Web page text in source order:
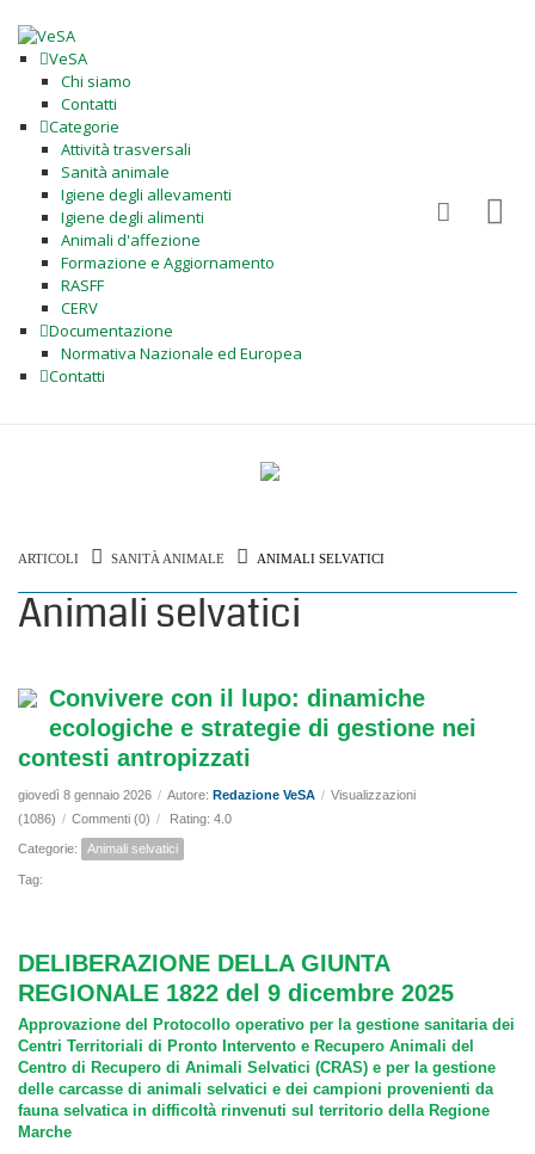
VeSA
Chi siamo
Contatti
Categorie
Attività trasversali
Sanità animale
Igiene degli allevamenti
Igiene degli alimenti
Animali d'affezione
Formazione e Aggiornamento
RASFF
CERV
Documentazione
Normativa Nazionale ed Europea
Contatti
ARTICOLI SANITÀ ANIMALE ANIMALI SELVATICI
Animali selvatici
Convivere con il lupo: dinamiche
ecologiche e strategie di gestione nei
contesti antropizzati
giovedì 8 gennaio 2026 / Autore: Redazione VeSA / Visualizzazioni
(1086) / Commenti (0) / Rating: 4.0
Categorie: Animali selvatici
Tag:
DELIBERAZIONE DELLA GIUNTA
REGIONALE 1822 del 9 dicembre 2025
Approvazione del Protocollo operativo per la gestione sanitaria dei
Centri Territoriali di Pronto Intervento e Recupero Animali del
Centro di Recupero di Animali Selvatici (CRAS) e per la gestione
delle carcasse di animali selvatici e dei campioni provenienti da
fauna selvatica in difficoltà rinvenuti sul territorio della Regione
Marche